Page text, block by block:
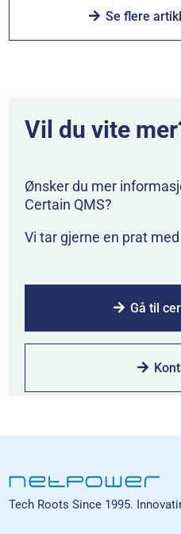
Se flere
Vil du vite
Ønsker du mer
Certain QMS?
Vi tar gjerne en prat
Gå til
Tech Roots Since 1995.